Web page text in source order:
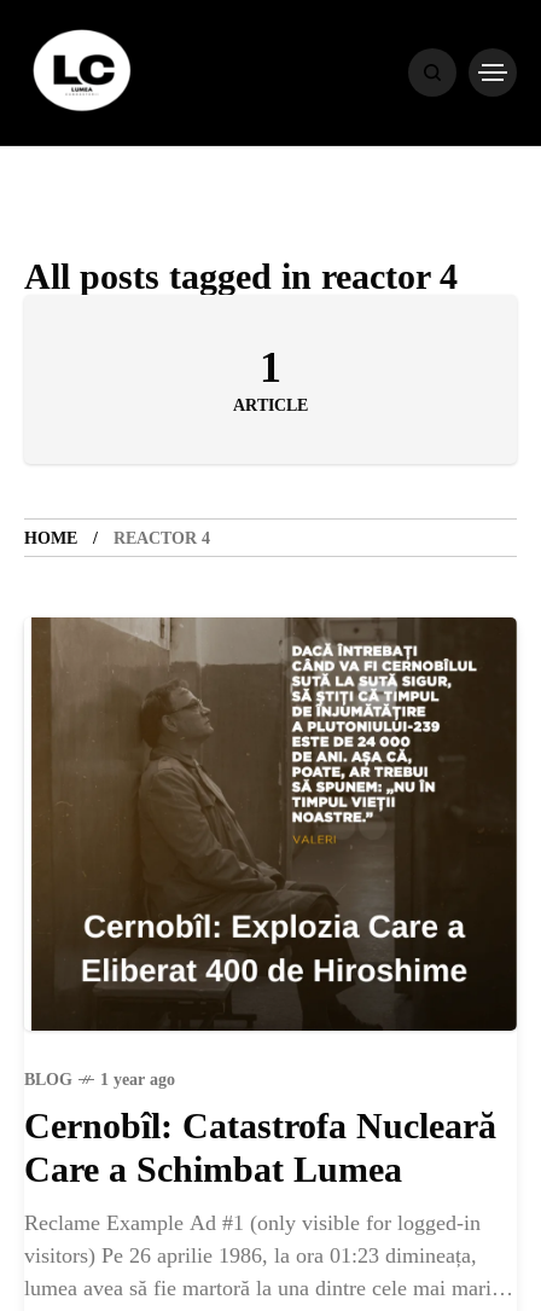
All posts tagged in reactor 4
1
ARTICLE
HOME REACTOR 4
BLOG 1 year ago
Cernobîl: Catastrofa Nucleară
Care a Schimbat Lumea
Reclame Example Ad #1 (only visible for logged-in
visitors) Pe 26 aprilie 1986, la ora 01:23 dimineața,
lumea avea să fie martoră la una dintre cele mai mari
HOME
HOROSCOP
ENGLISH
CONTENT
TRAVEL
SANATATE
SI
INGRIJIRE
ISTORIE
NATURĂ
STIRI
ȘTIINȚA
ANIMALE
OAMENI